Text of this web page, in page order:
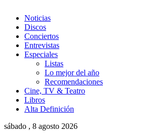
Noticias
Discos
Conciertos
Entrevistas
Especiales
Listas
Lo mejor del año
Recomendaciones
Cine, TV & Teatro
Libros
Alta Definición
sábado , 8 agosto 2026